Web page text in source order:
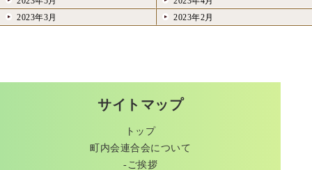
2023年3月
2023年2月
サイトマップ
トップ
町内会連合会について
-ご挨拶